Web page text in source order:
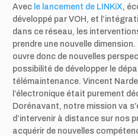
Avec le lancement de LINKiX,
développé par VOH, et
dans ce réseau, les
prendre une nouvelle
ouvre donc de nouvelles
possibilité de développer le
télémaintenance. Vincent
l’électronique était purement
Dorénavant, notre mission va
d’intervenir à distance sur nos
acquérir de nouvelles